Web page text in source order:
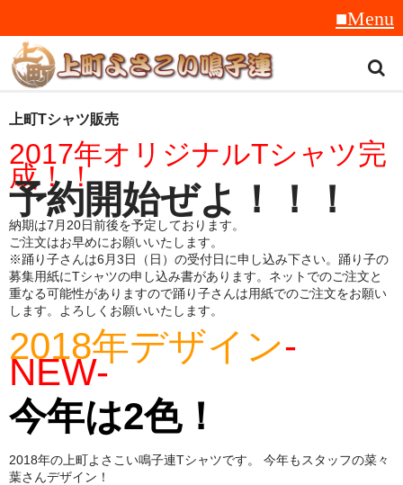
トップ
スタッフ紹介
受賞履歴
フラフ
音楽
衣装
地方車
グッズ
上町Tシャツ
手ぬぐい
上町Tシャツ販売
2017年オリジナルTシャツ完
成！！
予約開始ぜよ！！！
納期は7月20日前後を予定しております。
ご注文はお早めにお願いいたします。
※踊り子さんは6月3日（日）の受付日に申し込み下さい。踊り子の
募集用紙にTシャツの申し込み書があります。ネットでのご注文と
重なる可能性がありますので踊り子さんは用紙でのご注文をお願い
します。よろしくお願いいたします。
2018年デザイン-
NEW-
今年は2色！
2018年の上町よさこい鳴子連Tシャツです。 今年もスタッフの菜々
葉さんデザイン！